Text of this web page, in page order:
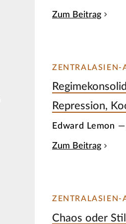
Zum Beitrag
Repression,
Edward Lemon
Zum Beitrag
Chaos oder